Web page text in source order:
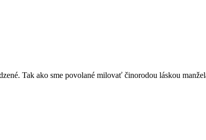
Tak ako sme povolané milovať činorodou láskou